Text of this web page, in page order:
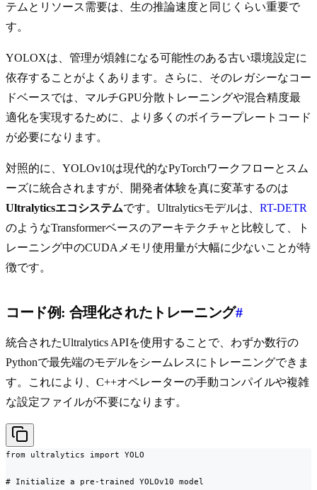
テムとリソース需要は、生の推論速度と同じくらい重要で
す。
YOLOXは、管理が煩雑になる可能性のある古い環境設定に
依存することがよくあります。さらに、そのレガシーなコー
ドベースでは、マルチGPU分散トレーニングや混合精度最
適化を実現するために、より多くのボイラープレートコード
が必要になります。
対照的に、YOLOv10は現代的なPyTorchワークフローとスム
ーズに統合されますが、開発者体験を真に変革するのは
Ultralyticsエコシステムです。Ultralyticsモデルは、 RT-DETR
のようなTransformerベースのアーキテクチャと比較して、ト
レーニング中のCUDAメモリ使用量が大幅に少ないことが特
徴です。
コード例: 合理化されたトレーニング#
統合されたUltralytics APIを使用することで、わずか数行の
Pythonで最先端のモデルをシームレスにトレーニングできま
す。これにより、C++オペレーターの手動コンパイルや複雑
な設定ファイルが不要になります。
from ultralytics import YOLO
# Initialize a pre-trained YOLOv10 model